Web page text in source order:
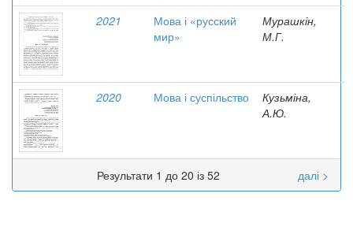
2021
Мова і «русский
мир»
Мурашкін,
М.Г.
2020 Мова і суспільство
Кузьміна,
А.Ю.
Результати 1 до 20 із 52 далі >